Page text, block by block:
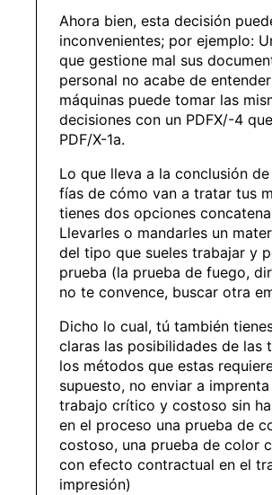
Ahora bien, esta decisión
inconvenientes; por ejemplo:
que gestione mal sus
personal no acabe de
máquinas puede tomar las
decisiones con un PDFX/-4
PDF/X-1a.
Lo que lleva a la conclusión
fías de cómo van a tratar tus
tienes dos opciones
Llevarles o mandarles un
del tipo que sueles trabajar y
prueba (la prueba de fuego,
no te convence, buscar otra
Dicho lo cual, tú también
claras las posibilidades de las
los métodos que estas
supuesto, no enviar a
trabajo crítico y costoso sin
en el proceso una prueba de
costoso, una prueba de color
con efecto contractual en el
impresión)